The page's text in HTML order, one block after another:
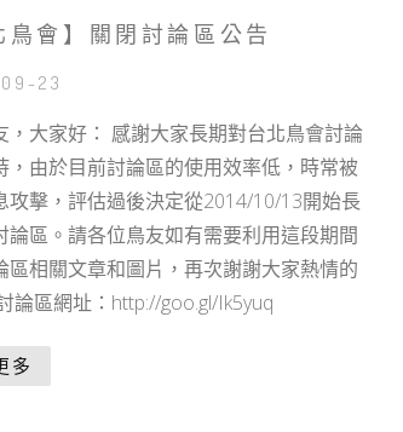
鳥會】關閉討論區公告
23
，大家好： 感謝大家長期對台北鳥會討論
，由於目前討論區的使用效率低，時常被
攻擊，評估過後決定從2014/10/13開始長
論區。請各位鳥友如有需要利用這段期間
區相關文章和圖片，再次謝謝大家熱情的
論區網址：http://goo.gl/Ik5yuq
多